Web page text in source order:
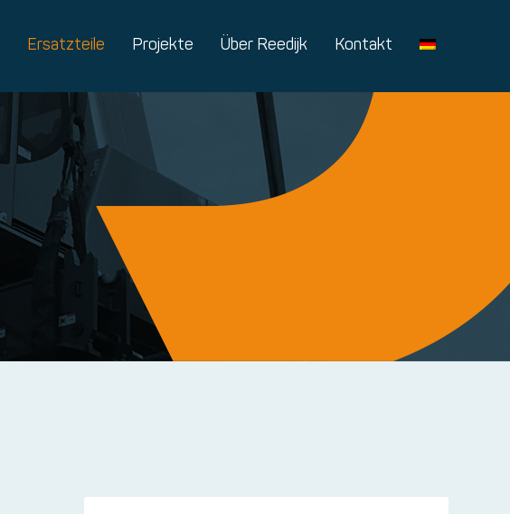
Ersatzteile Projekte Über Reedijk Kontakt